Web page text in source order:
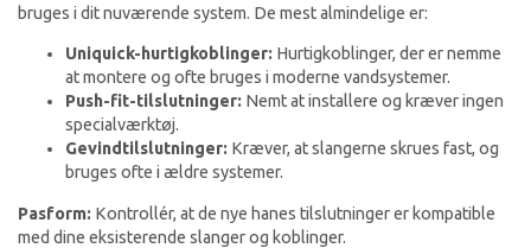
bruges i dit nuværende system. De mest almindelige er:
Uniquick-hurtigkoblinger: Hurtigkoblinger, der er nemme
at montere og ofte bruges i moderne vandsystemer.
Push-fit-tilslutninger: Nemt at installere og kræver ingen
specialværktøj.
Gevindtilslutninger: Kræver, at slangerne skrues fast, og
bruges ofte i ældre systemer.
Pasform: Kontrollér, at de nye hanes tilslutninger er kompatible
med dine eksisterende slanger og koblinger.